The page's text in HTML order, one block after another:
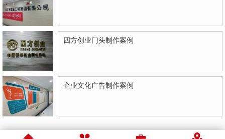
四方创业门头制作案例
企业文化广告制作案例